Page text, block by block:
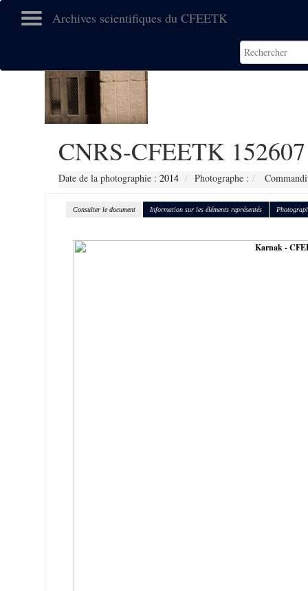
Archives scientifiques du CFEETK
CNRS-CFEETK 152607
Date de la photographie : 2014 Photographe :
Consulter le document Information sur les éléments représentés